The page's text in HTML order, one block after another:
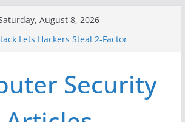
August 8, 2026
Lets Hackers Steal 2-Factor
Hack Created an ‘Imminent Threat’ for
of Networks
Now Controls a Huge Chunk of
Infrastructure
Security